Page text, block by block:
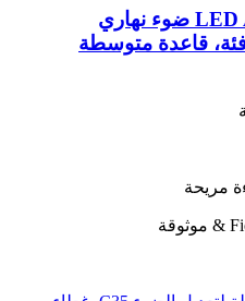
لمبات إضاءة LED A21 ضوء نهاري
مكافئة، قاعدة متوسطة
مريحة